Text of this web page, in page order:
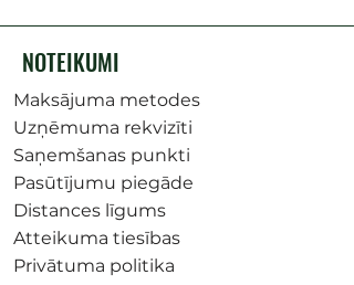
NOTEIKUMI
Maksājuma metodes
Uzņēmuma rekvizīti
Saņemšanas punkti
Pasūtījumu piegāde
Distances līgums
Atteikuma tiesības
Privātuma politika